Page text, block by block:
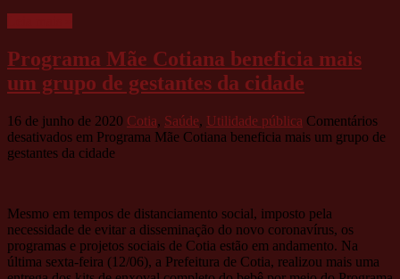
Programa Mãe Cotiana beneficia mais
um grupo de gestantes da cidade
16 de junho de 2020 Cotia, Saúde, Utilidade pública Comentários
desativados em Programa Mãe Cotiana beneficia mais um grupo de
gestantes da cidade
Mesmo em tempos de distanciamento social, imposto pela
necessidade de evitar a disseminação do novo coronavírus, os
programas e projetos sociais de Cotia estão em andamento. Na
última sexta-feira (12/06), a Prefeitura de Cotia, realizou mais uma